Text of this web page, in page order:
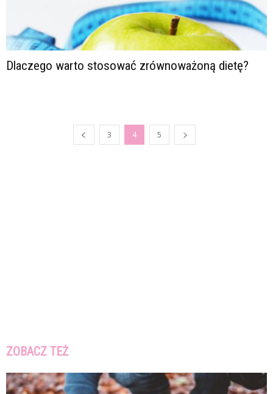
Dlaczego warto stosować zrównoważoną dietę?
3 4 5
ZOBACZ TEŻ